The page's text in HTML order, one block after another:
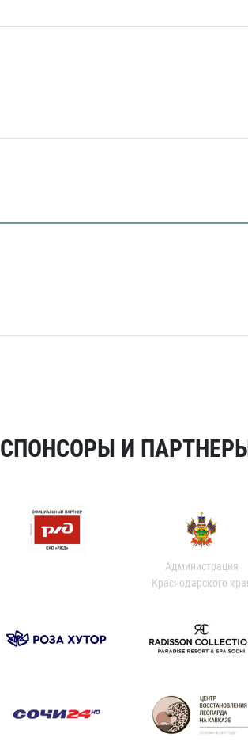
СПОНСОРЫ И
Администрация
Краснодарского